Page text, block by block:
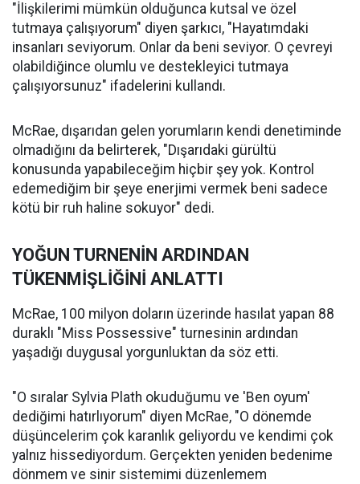
"İlişkilerimi mümkün olduğunca kutsal ve özel
tutmaya çalışıyorum" diyen şarkıcı, "Hayatımdaki
insanları seviyorum. Onlar da beni seviyor. O çevreyi
olabildiğince olumlu ve destekleyici tutmaya
çalışıyorsunuz" ifadelerini kullandı.
McRae, dışarıdan gelen yorumların kendi denetiminde
olmadığını da belirterek, "Dışarıdaki gürültü
konusunda yapabileceğim hiçbir şey yok. Kontrol
edemediğim bir şeye enerjimi vermek beni sadece
kötü bir ruh haline sokuyor" dedi.
YOĞUN TURNENİN ARDINDAN
TÜKENMİŞLİĞİNİ ANLATTI
McRae, 100 milyon doların üzerinde hasılat yapan 88
duraklı "Miss Possessive" turnesinin ardından
yaşadığı duygusal yorgunluktan da söz etti.
"O sıralar Sylvia Plath okuduğumu ve 'Ben oyum'
dediğimi hatırlıyorum" diyen McRae, "O dönemde
düşüncelerim çok karanlık geliyordu ve kendimi çok
yalnız hissediyordum. Gerçekten yeniden bedenime
dönmem ve sinir sistemimi düzenlemem